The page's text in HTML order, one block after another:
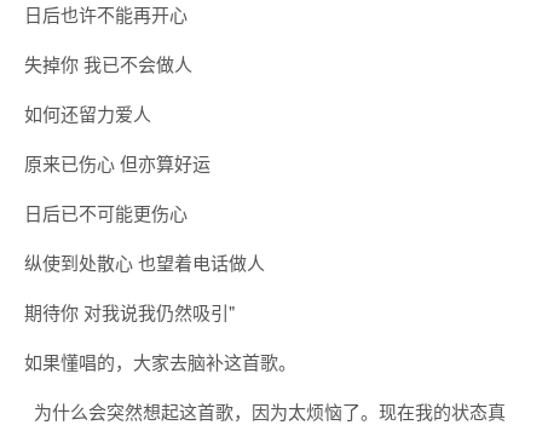
日后也许不能再开心
失掉你 我已不会做人
如何还留力爱人
原来已伤心 但亦算好运
日后已不可能更伤心
纵使到处散心 也望着电话做人
期待你 对我说我仍然吸引"
如果懂唱的，大家去脑补这首歌。
为什么会突然想起这首歌，因为太烦恼了。现在我的状态真